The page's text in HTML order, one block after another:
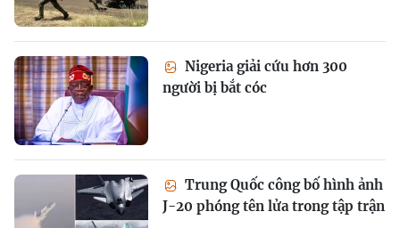
Nigeria giải cứu hơn 300
người bị bắt cóc
Trung Quốc công bố hình ảnh
J-20 phóng tên lửa trong tập trận